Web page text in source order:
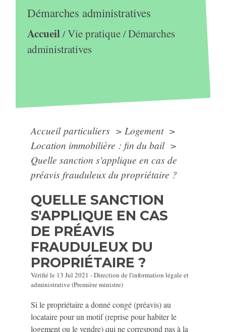
Démarches administratives
Accueil/Vie pratique/Démarches
administratives
Accueil particuliers > Logement >
Location immobilière : fin du bail >
Quelle sanction s'applique en cas de
préavis frauduleux du propriétaire ?
QUELLE SANCTION
S'APPLIQUE EN CAS
DE PRÉAVIS
FRAUDULEUX DU
PROPRIÉTAIRE ?
Vérifié le 13 Jul 2021 - Direction de l'information légale et
administrative (Première ministre)
Si le propriétaire a donné congé (préavis) au
locataire pour un motif (reprise pour habiter le
logement ou le vendre) qui ne correspond pas à la